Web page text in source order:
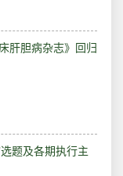
肝胆病杂志》回归
题及各期执行主